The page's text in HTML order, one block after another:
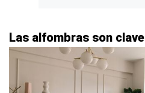
Las alfombras son clave